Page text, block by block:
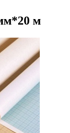
м